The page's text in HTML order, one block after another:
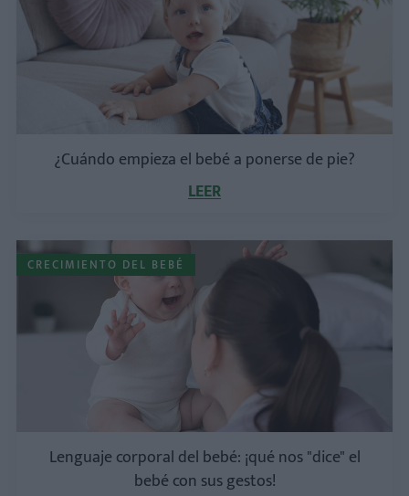
¿Cuándo empieza el bebé a ponerse de pie?
LEER
CRECIMIENTO DEL BEBÉ
Lenguaje corporal del bebé: ¡qué nos "dice" el
bebé con sus gestos!